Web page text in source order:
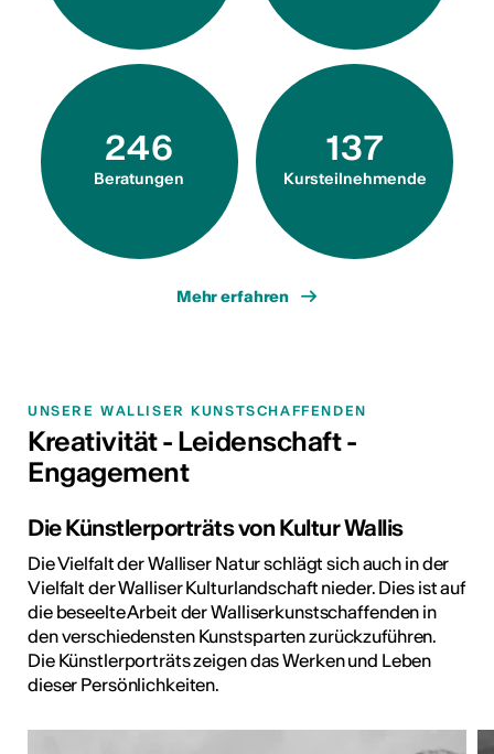
246
Beratungen
137
Kursteilnehmende
Mehr erfahren
UNSERE WALLISER KUNSTSCHAFFENDEN
Kreativität - Leidenschaft -
Engagement
Die Künstlerporträts von Kultur Wallis
Die Vielfalt der Walliser Natur schlägt sich auch in der
Vielfalt der Walliser Kulturlandschaft nieder. Dies ist auf
die beseelte Arbeit der Walliserkunstschaffenden in
den verschiedensten Kunstsparten zurückzuführen.
Die Künstlerporträts zeigen das Werken und Leben
dieser Persönlichkeiten.